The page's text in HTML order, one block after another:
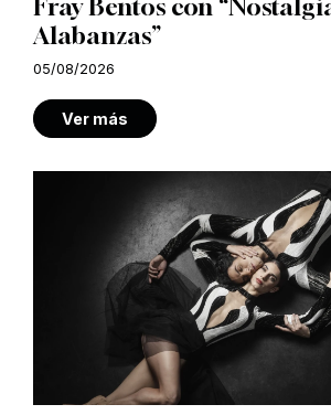
Fray Bentos con
Alabanzas”
05/08/2026
Ver más